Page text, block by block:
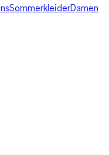
SommerkleiderDamen